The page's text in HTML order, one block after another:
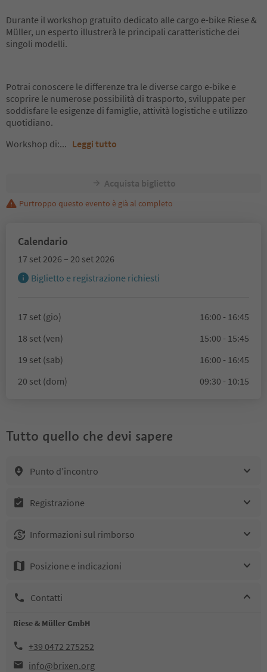
Durante il workshop gratuito dedicato alle cargo e-bike Riese &
Müller, un esperto illustrerà le principali caratteristiche dei
singoli modelli.
Potrai conoscere le differenze tra le diverse cargo e-bike e
scoprire le numerose possibilità di trasporto, sviluppate per
soddisfare le esigenze di famiglie, attività logistiche e utilizzo
quotidiano.
Workshop di:... Leggi tutto
Acquista biglietto
Purtroppo questo evento è già al completo
Calendario
17 set 2026 – 20 set 2026
Biglietto e registrazione richiesti
17 set (gio)
16:00 - 16:45
18 set (ven)
15:00 - 15:45
19 set (sab)
16:00 - 16:45
20 set (dom)
09:30 - 10:15
Tutto quello che devi sapere
Punto d’incontro
Registrazione
Informazioni sul rimborso
Posizione e indicazioni
Contatti
Riese & Müller GmbH
+39 0472 275252
info@brixen.org